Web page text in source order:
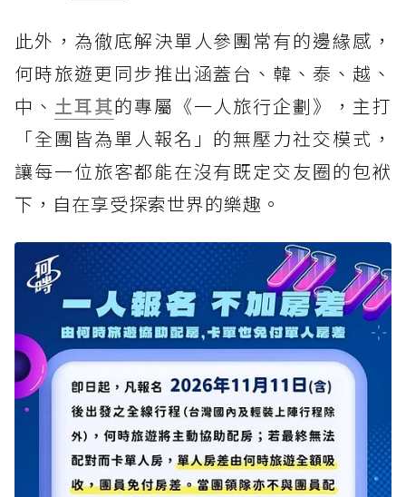
此外，為徹底解決單人參團常有的邊緣感，
何時旅遊更同步推出涵蓋台、韓、泰、越、
中、 土耳其的專屬《一人旅行企劃》，主打
「全團皆為單人報名」的無壓力社交模式，
讓每一位旅客都能在沒有既定交友圈的包袱
下，自在享受探索世界的樂趣。